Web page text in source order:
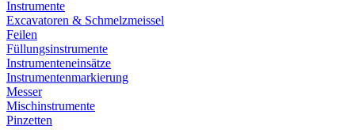
Instrumente
Excavatoren & Schmelzmeissel
Feilen
Füllungsinstrumente
Instrumenteneinsätze
Instrumentenmarkierung
Messer
Mischinstrumente
Pinzetten